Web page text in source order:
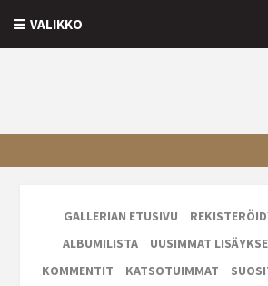
VALIKKO
GALLERIAN ETUSIVU
ALBUMILISTA
UUSIMMAT
KOMMENTIT
KATSOTUIMMAT